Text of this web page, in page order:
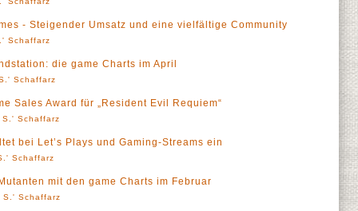
- Steigender Umsatz und eine vielfältige Community
Schaffarz
die game Charts im April
Schaffarz
Sales Award für „Resident Evil Requiem“
S.' Schaffarz
bei Let’s Plays und Gaming-Streams ein
Schaffarz
mit den game Charts im Februar
S.' Schaffarz